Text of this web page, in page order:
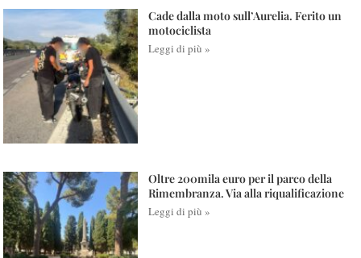
Cade dalla moto sull’Aurelia. Ferito un
motociclista
Leggi di più »
Oltre 200mila euro per il parco della
Rimembranza. Via alla riqualificazione
Leggi di più »